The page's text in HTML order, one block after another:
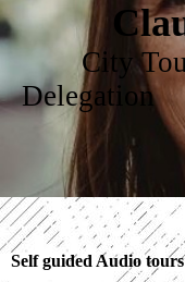
City
Delegation
Self guided Audio